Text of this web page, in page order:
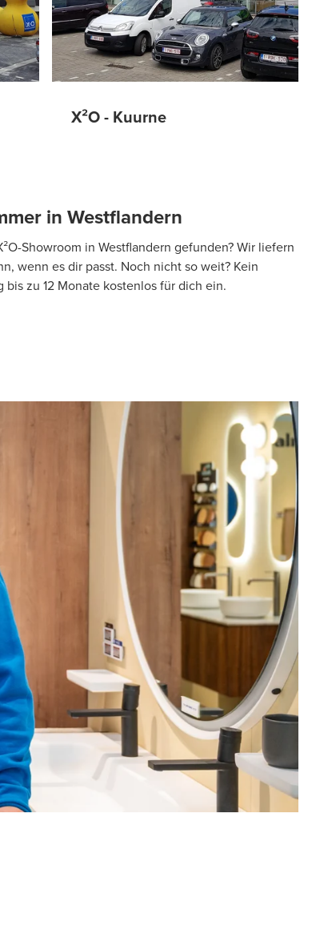
X²O - Kuurne
in Westflandern
Showroom in Westflandern gefunden? Wir liefern
wenn es dir passt. Noch nicht so weit? Kein
zu 12 Monate kostenlos für dich ein.